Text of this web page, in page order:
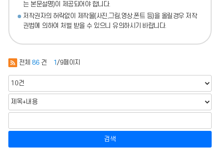
는 본문설명)이 제공되어야 합니다.
저작권자의 허락없이 제작물(사진,그림,영상,폰트 등)을 올릴경우 저작
권법에 의하여 처벌 받을 수 있으니 유의하시기 바랍니다.
전체 86 건 1 /9페이지
검색